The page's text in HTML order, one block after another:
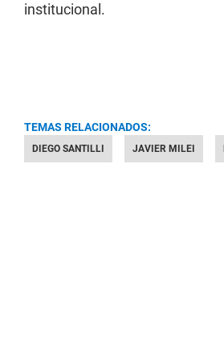
institucional.
TEMAS RELACIONADOS:
DIEGO SANTILLI JAVIER MILEI